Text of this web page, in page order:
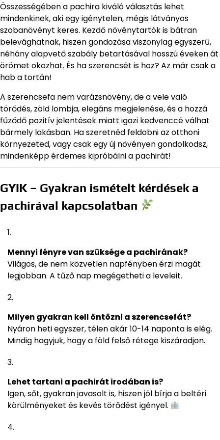
Összességében a pachira kiváló választás lehet
mindenkinek, aki egy igénytelen, mégis látványos
szobanövényt keres. Kezdő növénytartók is bátran
belevághatnak, hiszen gondozása viszonylag egyszerű,
néhány alapvető szabály betartásával hosszú éveken át
örömet okozhat. És ha szerencsét is hoz? Az már csak a
hab a tortán!
A szerencsefa nem varázsnövény, de a vele való
törődés, zöld lombja, elegáns megjelenése, és a hozzá
fűződő pozitív jelentések miatt igazi kedvenccé válhat
bármely lakásban. Ha szeretnéd feldobni az otthoni
környezeted, vagy csak egy új növényen gondolkodsz,
mindenképp érdemes kipróbálni a pachirát!
GYIK – Gyakran ismételt kérdések a
pachirával kapcsolatban
Mennyi fényre van szüksége a pachirának?
Világos, de nem közvetlen napfényben érzi magát
legjobban. A tűző nap megégetheti a leveleit.
Milyen gyakran kell öntözni a szerencsefát?
Nyáron heti egyszer, télen akár 10-14 naponta is elég.
Mindig hagyjuk, hogy a föld felső rétege kiszáradjon.
Lehet tartani a pachirát irodában is?
Igen, sőt, gyakran javasolt is, hiszen jól bírja a beltéri
körülményeket és kevés törődést igényel.